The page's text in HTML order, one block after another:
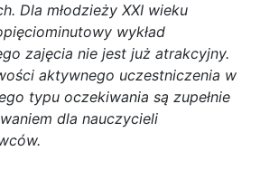
Dla młodzieży XXI wieku
wykład
zajęcia nie jest już atrakcyjny.
aktywnego uczestniczenia w
typu oczekiwania są zupełnie
dla nauczycieli